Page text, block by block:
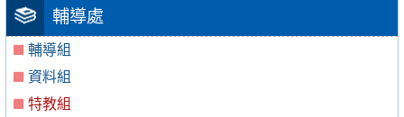
輔導處
輔導組
資料組
特教組